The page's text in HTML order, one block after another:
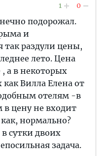
1 0
подорожал.
и
так раздули цены,
лето. Цена
а в некоторых
Вилла Елена от
отелям -в
в цену не входит
нормально?
сутки двоих
задача.